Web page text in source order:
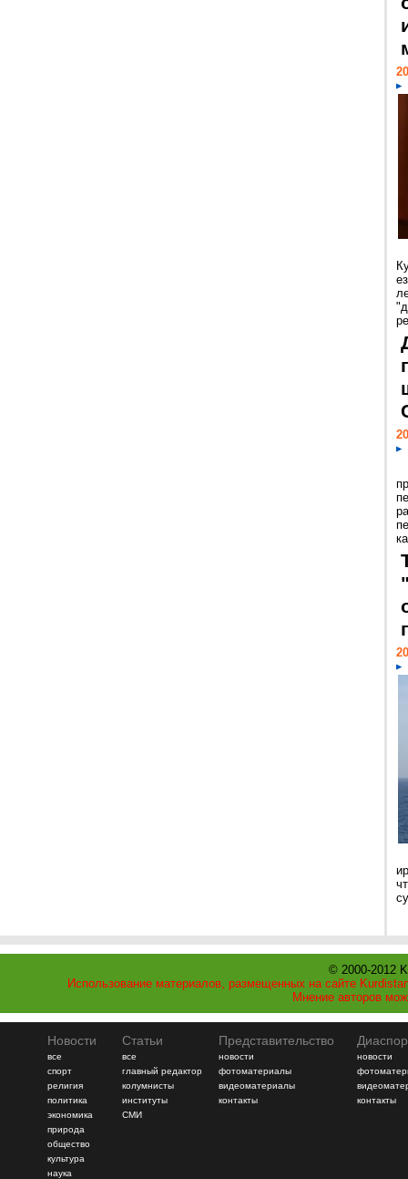
© 2000-2012
Использование материалов, размещенных на сайте
Мнение авторов
Новости
все
спорт
религия
политика
экономика
природа
общество
культура
наука
Статьи
все
главный редактор
колумнисты
институты
СМИ
Представительство
новости
фотоматериалы
видеоматериалы
контакты
новости
контакты